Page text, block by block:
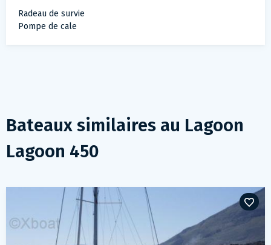
Radeau de survie
Pompe de cale
Bateaux similaires au Lagoon
Lagoon 450